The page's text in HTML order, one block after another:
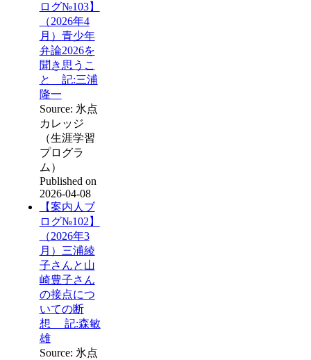
ログ№103】
（2026年4
月）青少年
弁論2026を
聞き思うこ
と 記:三浦
隆一
Source: 氷点
カレッジ
（生涯学習
プログラ
ム）
Published on
2026-04-08
【案内人ブ
ログ№102】
（2026年3
月）三浦綾
子さんと山
崎豊子さん
の接点につ
いての断
想 記:森敏
雄
Source: 氷点